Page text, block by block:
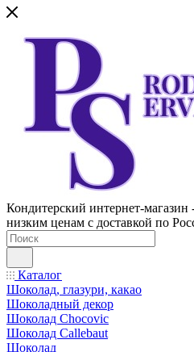
Кондитерский интернет-магазин
низким ценам с доставкой по
Каталог
Шоколад, глазури, какао
Шоколадный декор
Шоколад Chocovic
Шоколад Callebaut
Шоколад